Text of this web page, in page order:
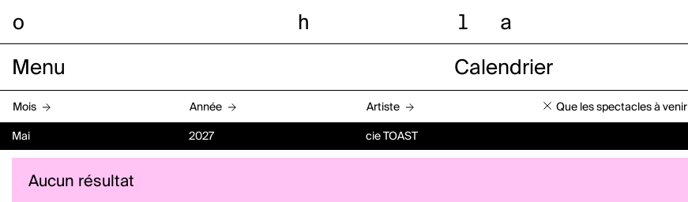
o h l a
Menu Calendrier
Mois Année Artiste Que les spectacles à venir
Mai 2027 cie TOAST
Aucun résultat